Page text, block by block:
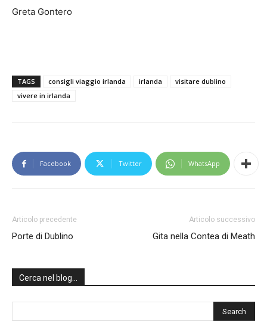
Greta Gontero
TAGS consigli viaggio irlanda irlanda
visitare dublino
vivere in irlanda
Facebook Twitter WhatsApp
Articolo precedente
Porte di Dublino
Articolo successivo
Gita nella Contea di Meath
Cerca nel blog…